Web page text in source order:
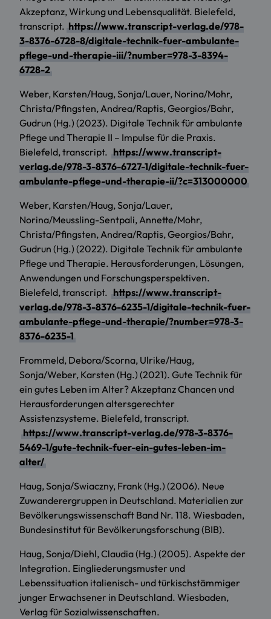
Akzeptanz, Wirkung und Lebensqualität. Bielefeld,
transcript. https://www.transcript-verlag.de/978-
3-8376-6728-8/digitale-technik-fuer-ambulante-
pflege-und-therapie-iii/?number=978-3-8394-
6728-2
Weber, Karsten/Haug, Sonja/Lauer, Norina/Mohr,
Christa/Pfingsten, Andrea/Raptis, Georgios/Bahr,
Gudrun (Hg.) (2023). Digitale Technik für ambulante
Pflege und Therapie II – Impulse für die Praxis.
Bielefeld, transcript. https://www.transcript-
verlag.de/978-3-8376-6727-1/digitale-technik-fuer-
ambulante-pflege-und-therapie-ii/?c=313000000
Weber, Karsten/Haug, Sonja/Lauer,
Norina/Meussling-Sentpali, Annette/Mohr,
Christa/Pfingsten, Andrea/Raptis, Georgios/Bahr,
Gudrun (Hg.) (2022). Digitale Technik für ambulante
Pflege und Therapie. Herausforderungen, Lösungen,
Anwendungen und Forschungsperspektiven.
Bielefeld, transcript. https://www.transcript-
verlag.de/978-3-8376-6235-1/digitale-technik-fuer-
ambulante-pflege-und-therapie/?number=978-3-
8376-6235-1
Frommeld, Debora/Scorna, Ulrike/Haug,
Sonja/Weber, Karsten (Hg.) (2021). Gute Technik für
ein gutes Leben im Alter? Akzeptanz Chancen und
Herausforderungen altersgerechter
Assistenzsysteme. Bielefeld, transcript.
https://www.transcript-verlag.de/978-3-8376-
5469-1/gute-technik-fuer-ein-gutes-leben-im-
alter/
Haug, Sonja/Swiaczny, Frank (Hg.) (2006). Neue
Zuwanderergruppen in Deutschland. Materialien zur
Bevölkerungswissenschaft Band Nr. 118. Wiesbaden,
Bundesinstitut für Bevölkerungsforschung (BIB).
Haug, Sonja/Diehl, Claudia (Hg.) (2005). Aspekte der
Integration. Eingliederungsmuster und
Lebenssituation italienisch- und türkischstämmiger
junger Erwachsener in Deutschland. Wiesbaden,
Verlag für Sozialwissenschaften.